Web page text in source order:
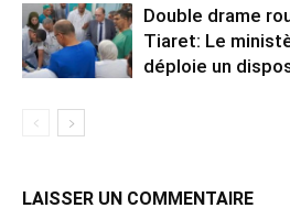
Double drame
Tiaret: Le
déploie un
LAISSER UN COMMENTAIRE